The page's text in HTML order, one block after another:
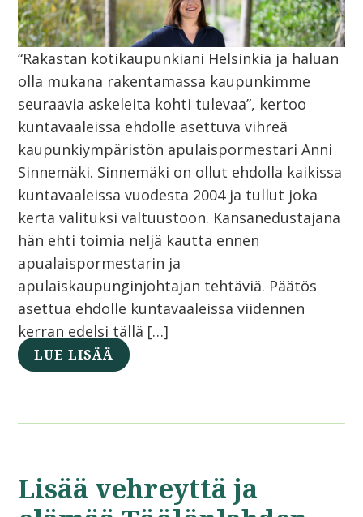
“Rakastan kotikaupunkiani Helsinkiä ja haluan
olla mukana rakentamassa kaupunkimme
seuraavia askeleita kohti tulevaa”, kertoo
kuntavaaleissa ehdolle asettuva vihreä
kaupunkiympäristön apulaispormestari Anni
Sinnemäki. Sinnemäki on ollut ehdolla kaikissa
kuntavaaleissa vuodesta 2004 ja tullut joka
kerta valituksi valtuustoon. Kansanedustajana
hän ehti toimia neljä kautta ennen
apualaispormestarin ja
apulaiskaupunginjohtajan tehtäviä. Päätös
asettua ehdolle kuntavaaleissa viidennen
kerran edelsi tällä […]
LUE LISÄÄ
Lisää vehreyttä ja